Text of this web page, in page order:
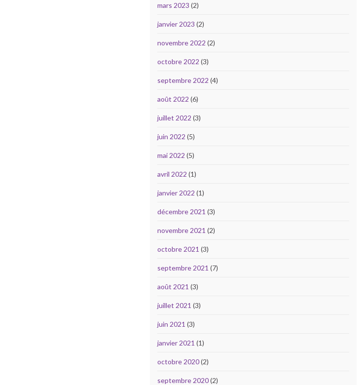
mars 2023 (2)
janvier 2023 (2)
novembre 2022 (2)
octobre 2022 (3)
septembre 2022 (4)
août 2022 (6)
juillet 2022 (3)
juin 2022 (5)
mai 2022 (5)
avril 2022 (1)
janvier 2022 (1)
décembre 2021 (3)
novembre 2021 (2)
octobre 2021 (3)
septembre 2021 (7)
août 2021 (3)
juillet 2021 (3)
juin 2021 (3)
janvier 2021 (1)
octobre 2020(2)
septembre 2020(2)